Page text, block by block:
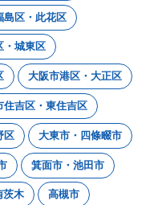
島区・此花区
・城東区
大阪市港区・大正区
住吉区・東住吉区
区 大東市・四條畷市
箕面市・池田市
茨木 高槻市